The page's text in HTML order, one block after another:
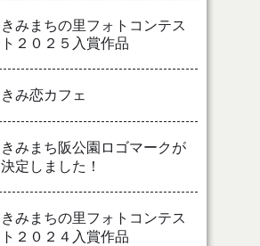
きみまちの里フォトコンテス
ト２０２５入賞作品
きみ恋カフェ
きみまち阪公園ロゴマークが
決定しました！
きみまちの里フォトコンテス
ト２０２４入賞作品